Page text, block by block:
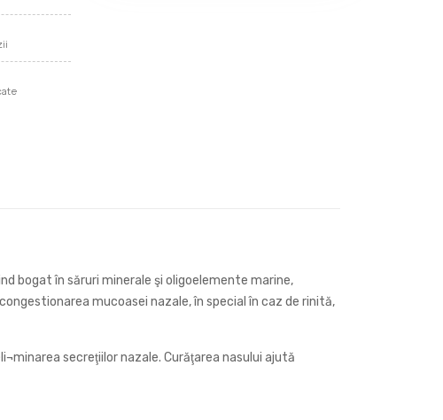
bogat în săruri minerale şi oligoelemente marine,
mucoasei nazale, în special în caz de rinită,
secreţiilor nazale. Curăţarea nasului ajută